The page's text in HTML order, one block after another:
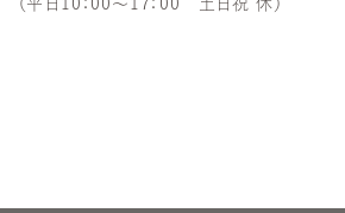
平日10：00～17：00 土日祝 休）